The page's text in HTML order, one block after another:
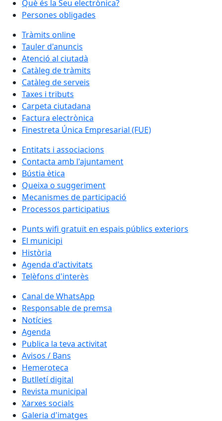
Què és la Seu electrònica?
Persones obligades
Tràmits online
Tauler d'anuncis
Atenció al ciutadà
Catàleg de tràmits
Catàleg de serveis
Taxes i tributs
Carpeta ciutadana
Factura electrònica
Finestreta Única Empresarial (FUE)
Entitats i associacions
Contacta amb l'ajuntament
Bústia ètica
Queixa o suggeriment
Mecanismes de participació
Processos participatius
Punts wifi gratuït en espais públics exteriors
El municipi
Història
Agenda d'activitats
Telèfons d'interès
Canal de WhatsApp
Responsable de premsa
Notícies
Agenda
Publica la teva activitat
Avisos / Bans
Hemeroteca
Butlletí digital
Revista municipal
Xarxes socials
Galeria d'imatges